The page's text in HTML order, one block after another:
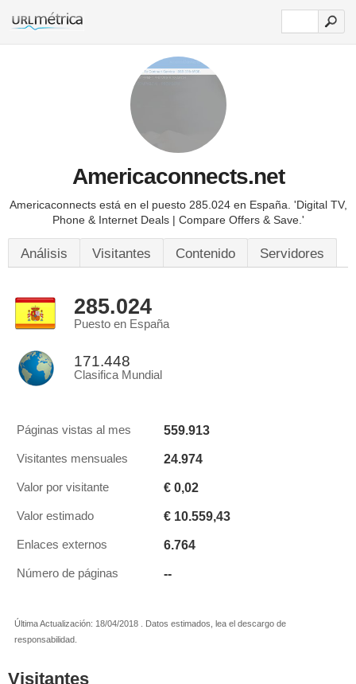
Americaconnects.net
Americaconnects está en el puesto 285.024 en España. 'Digital TV,
Phone & Internet Deals | Compare Offers & Save.'
Análisis Visitantes Contenido Servidores
285.024
Puesto en España
171.448
Clasifica Mundial
Páginas vistas al mes 559.913
Visitantes mensuales 24.974
Valor por visitante € 0,02
Valor estimado € 10.559,43
Enlaces externos 6.764
Número de páginas --
Última Actualización: 18/04/2018 . Datos estimados, lea el descargo de
responsabilidad.
Visitantes